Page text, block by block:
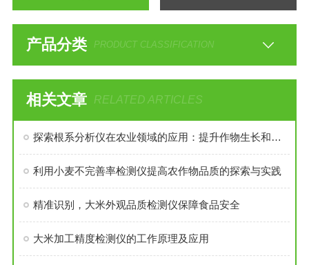
产品分类 PRODUCT CLASSIFICATION
相关文章 RELATED ARTICLES
探索根系分析仪在农业领域的应用：提升作物生长和土壤管理效率
利用小麦不完善率检测仪提高农作物品质的探索与实践
精准识别，大米外观品质检测仪保障食品安全
大米加工精度检测仪的工作原理及应用